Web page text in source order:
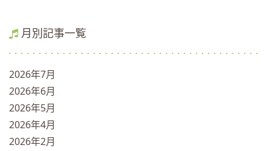
月別記事一覧
2026年7月
2026年6月
2026年5月
2026年4月
2026年2月